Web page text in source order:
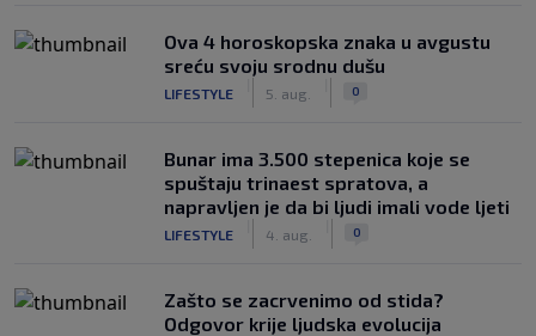
Ova 4 horoskopska znaka u avgustu
sreću svoju srodnu dušu
LIFESTYLE 5. aug. 0
Bunar imа 3.500 stepenica koje se
spuštaju trinaest spratova, a
napravljen je da bi ljudi imali vode ljeti
LIFESTYLE 4. aug. 0
Zašto se zacrvenimo od stida?
Odgovor krije ljudska evolucija